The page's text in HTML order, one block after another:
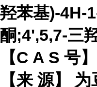
羟苯基)-4H-
酮;4',5,7-三
【C A S 号
【来 源】